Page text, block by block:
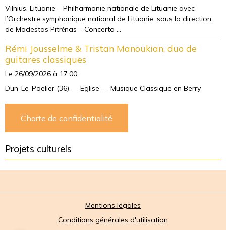
Vilnius, Lituanie – Philharmonie nationale de Lituanie avec
l’Orchestre symphonique national de Lituanie, sous la direction
de Modestas Pitrėnas – Concerto ...
Rémi Jousselme & Tristan Manoukian, duo de
guitares classiques
Le 26/09/2026 à 17:00
Dun-Le-Poëlier (36) — Eglise — Musique Classique en Berry
Charte de confidentialité
Projets culturels
Mentions légales
Conditions générales d'utilisation